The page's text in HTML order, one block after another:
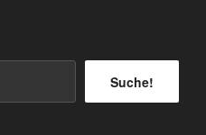
Suche!